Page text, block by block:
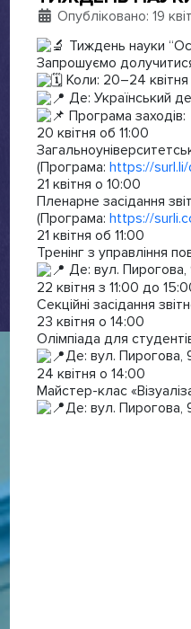
Деталі
Опубліковано: 19
Тиждень науки
Запрошуємо долучитися
Коли: 20–24
Де: Український
Програма заходів:
20 квітня об 11:00
(Програма: https://
21 квітня о 10:00
Пленарне засідання
(Програма: https://
21 квітня об 11:00
Тренінг з управління
Де: вул. Пирогова,
22 квітня з 11:00 до
Секційні засідання
23 квітня о 14:00
Олімпіада для
Де: вул. Пирогова,
24 квітня о 14:00
Майстер-клас
Де: вул. Пирогова,